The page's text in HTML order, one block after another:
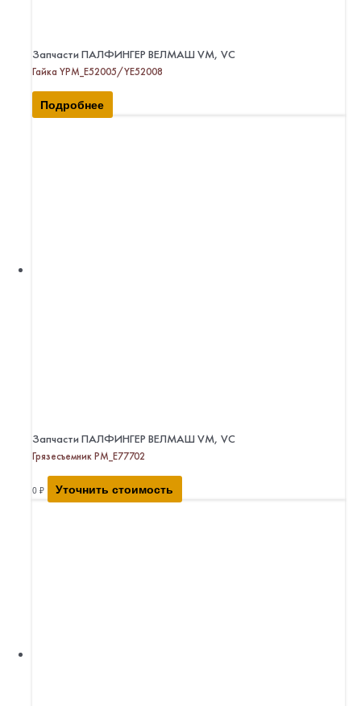
Запчасти ПАЛФИНГЕР ВЕЛМАШ VM, VC
Гайка YPM_E52005/YE52008
Подробнее
Запчасти ПАЛФИНГЕР ВЕЛМАШ VM, VC
Грязесъемник PM_E77702
0 ₽ Уточнить стоимость